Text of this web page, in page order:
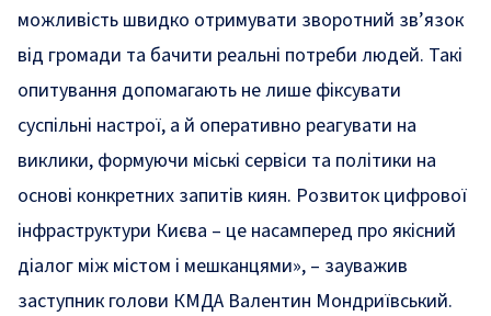
можливість швидко отримувати зворотний зв’язок
від громади та бачити реальні потреби людей. Такі
опитування допомагають не лише фіксувати
суспільні настрої, а й оперативно реагувати на
виклики, формуючи міські сервіси та політики на
основі конкретних запитів киян. Розвиток цифрової
інфраструктури Києва – це насамперед про якісний
діалог між містом і мешканцями», – зауважив
заступник голови КМДА Валентин Мондриївський.